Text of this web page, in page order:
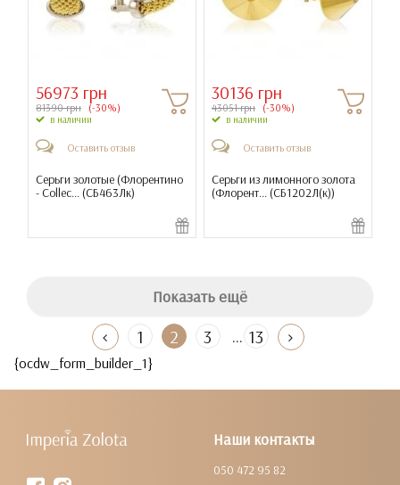
56973 грн
81390 грн (-30%)
в наличии
Оставить отзыв
Серьги золотые (Флорентино
- Collec... (СБ463Лк)
30136 грн
43051 грн (-30%)
в наличии
Оставить отзыв
Серьги из лимонного золота
(Флорент... (СБ1202Л(к))
Показать ещё
1 2 3 ... 13
{ocdw_form_builder_1}
Наши контакты
050 472 95 82